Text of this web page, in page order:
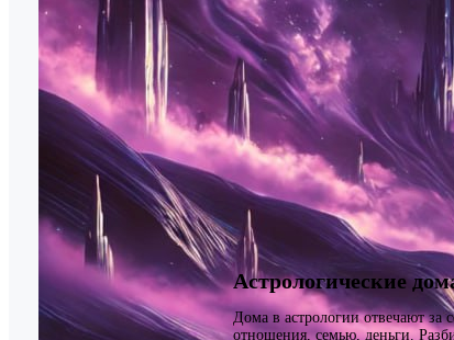
Астрологические
Дома в астрологии отвечают
отношения, семью, деньги.